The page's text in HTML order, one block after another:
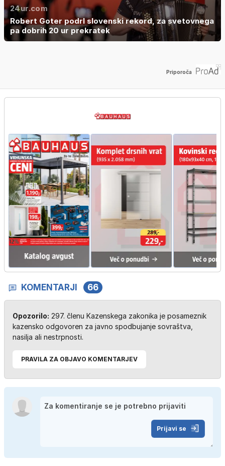
24ur.com
Robert Goter podrl slovenski rekord, za svetovnega
pa dobrih 20 ur prekratek
Priporoča
KOMENTARJI 66
Opozorilo: 297. členu Kazenskega zakonika je posameznik
kazensko odgovoren za javno spodbujanje sovraštva,
nasilja ali nestrpnosti.
PRAVILA ZA OBJAVO KOMENTARJEV
Prijavi se